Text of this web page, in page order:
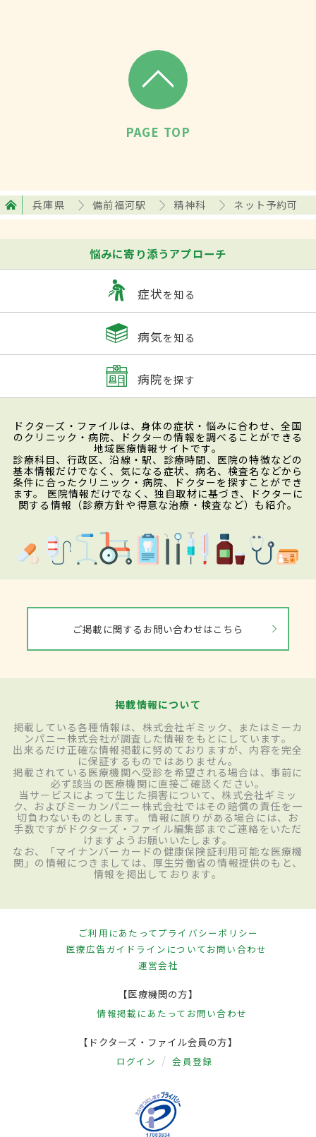
PAGE TOP
兵庫県 備前福河駅 精神科 ネット予約可
悩みに寄り添うアプローチ
症状を知る
病気を知る
病院を探す
ドクターズ・ファイルは、身体の症状・悩みに合わせ、全国
のクリニック・病院、ドクターの情報を調べることができる
地域医療情報サイトです。
診療科目、行政区、沿線・駅、診療時間、医院の特徴などの
基本情報だけでなく、気になる症状、病名、検査名などから
条件に合ったクリニック・病院、ドクターを探すことができ
ます。 医院情報だけでなく、独自取材に基づき、ドクターに
関する情報（診療方針や得意な治療・検査など）も紹介。
ご掲載に関するお問い合わせはこちら
掲載情報について
掲載している各種情報は、株式会社ギミック、またはミーカ
ンパニー株式会社が調査した情報をもとにしています。
出来るだけ正確な情報掲載に努めておりますが、内容を完全
に保証するものではありません。
掲載されている医療機関へ受診を希望される場合は、事前に
必ず該当の医療機関に直接ご確認ください。
当サービスによって生じた損害について、株式会社ギミッ
ク、およびミーカンパニー株式会社ではその賠償の責任を一
切負わないものとします。 情報に誤りがある場合には、お
手数ですがドクターズ・ファイル編集部までご連絡をいただ
けますようお願いいたします。
なお、「マイナンバーカードの健康保険証利用可能な医療機
関」の情報につきましては、厚生労働省の情報提供のもと、
情報を掲出しております。
ご利用にあたってプライバシーポリシー
医療広告ガイドラインについてお問い合わせ
運営会社
【医療機関の方】
情報掲載にあたって お問い合わせ
【ドクターズ・ファイル会員の方】
ログイン 会員登録